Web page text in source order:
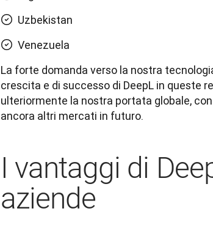
Uzbekistan
Venezuela
La forte domanda verso la nostra
crescita e di successo di DeepL in queste
ulteriormente la nostra portata globale,
ancora altri mercati in futuro.
I vantaggi di
aziende